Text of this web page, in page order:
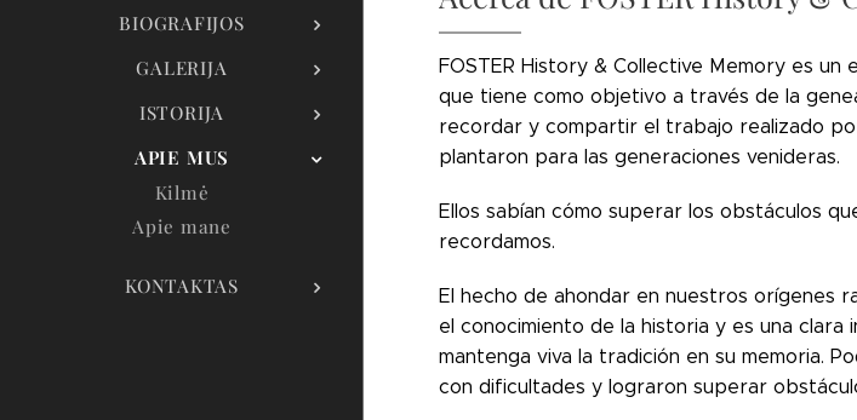
BIOGRAFIJOS
GALERIJA
ISTORIJA
APIE MUS
Kilmė
Apie mane
KONTAKTAS
FOSTER History & Collective Memory es
que tiene como objetivo a través de la
recordar y compartir el trabajo realizado
plantaron para las generaciones venideras.
Ellos sabían cómo superar los obstáculos
recordamos.
El hecho de ahondar en nuestros orígenes
el conocimiento de la historia y es una
mantenga viva la tradición en su memoria.
con dificultades y lograron superar